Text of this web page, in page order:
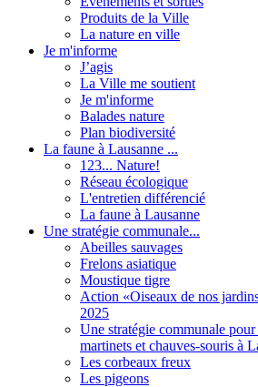
Produits de la Ville
La nature en ville
Je m'informe
J’agis
La Ville me soutient
Je m'informe
Balades nature
Plan biodiversité
La faune à Lausanne ...
123... Nature!
Réseau écologique
L'entretien différencié
La faune à Lausanne
Une stratégie communale...
Abeilles sauvages
Frelons asiatique
Moustique tigre
Action «Oiseaux de nos
2025
Une stratégie communale
martinets et chauves-souris à
Les corbeaux freux
Les pigeons